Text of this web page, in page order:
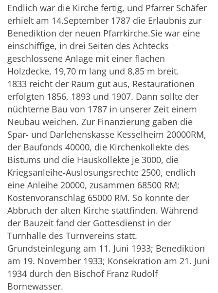
Endlich war die Kirche fertig, und Pfarrer Schäfer
erhielt am 14.September 1787 die Erlaubnis zur
Benediktion der neuen Pfarrkirche.Sie war eine
einschiffige, in drei Seiten des Achtecks
geschlossene Anlage mit einer flachen
Holzdecke, 19,70 m lang und 8,85 m breit.
1833 reicht der Raum gut aus, Restaurationen
erfolgten 1856, 1893 und 1907. Dann sollte der
nüchterne Bau von 1787 in unserer Zeit einem
Neubau weichen. Zur Finanzierung gaben die
Spar- und Darlehenskasse Kesselheim 20000RM,
der Baufonds 40000, die Kirchenkollekte des
Bistums und die Hauskollekte je 3000, die
Kriegsanleihe-Auslosungsrechte 2500, endlich
eine Anleihe 20000, zusammen 68500 RM;
Kostenvoranschlag 65000 RM. So konnte der
Abbruch der alten Kirche stattfinden. Während
der Bauzeit fand der Gottesdienst in der
Turnhalle des Turnvereins statt.
Grundsteinlegung am 11. Juni 1933; Benediktion
am 19. November 1933; Konsekration am 21. Juni
1934 durch den Bischof Franz Rudolf
Bornewasser.